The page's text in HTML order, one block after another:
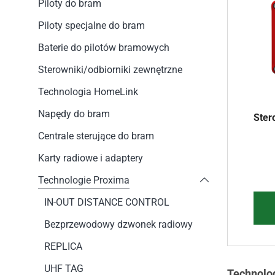
Piloty do bram
Piloty specjalne do bram
Baterie do pilotów bramowych
Sterowniki/odbiorniki zewnętrzne
Technologia HomeLink
Napędy do bram
Centrale sterujące do bram
Karty radiowe i adaptery
Technologie Proxima
IN-OUT DISTANCE CONTROL
Bezprzewodowy dzwonek radiowy
REPLICA
UHF TAG